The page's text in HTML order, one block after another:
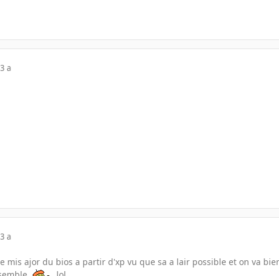
a
a
mis ajor du bios a partir d'xp vu que sa a lair possible et on va